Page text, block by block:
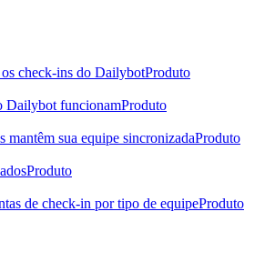
check-ins do DailybotProduto
Dailybot funcionamProduto
mantêm sua equipe sincronizadaProduto
Produto
de check-in por tipo de equipeProduto